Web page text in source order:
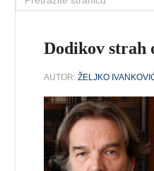
Dodikov strah
AUTOR:ŽELJKO